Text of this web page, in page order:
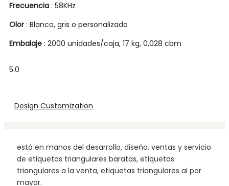
Frecuencia : 58KHz
Olor : Blanco, gris o personalizado
Embalaje : 2000 unidades/caja, 17 kg, 0,028 cbm
5.0
Design Customization
está en manos del desarrollo, diseño, ventas y servicio
de etiquetas triangulares baratas, etiquetas
triangulares a la venta, etiquetas triangulares al por
mayor.